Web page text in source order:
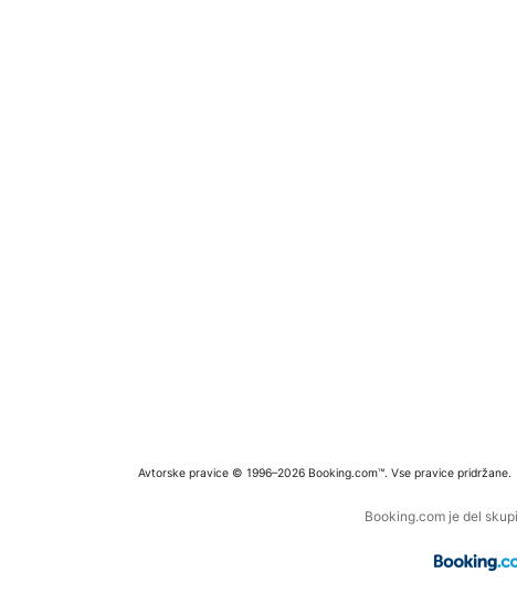
Avtorske pravice © 1996–2026 Booking.com™. Vse pravice pridržane.
Booking.com je del